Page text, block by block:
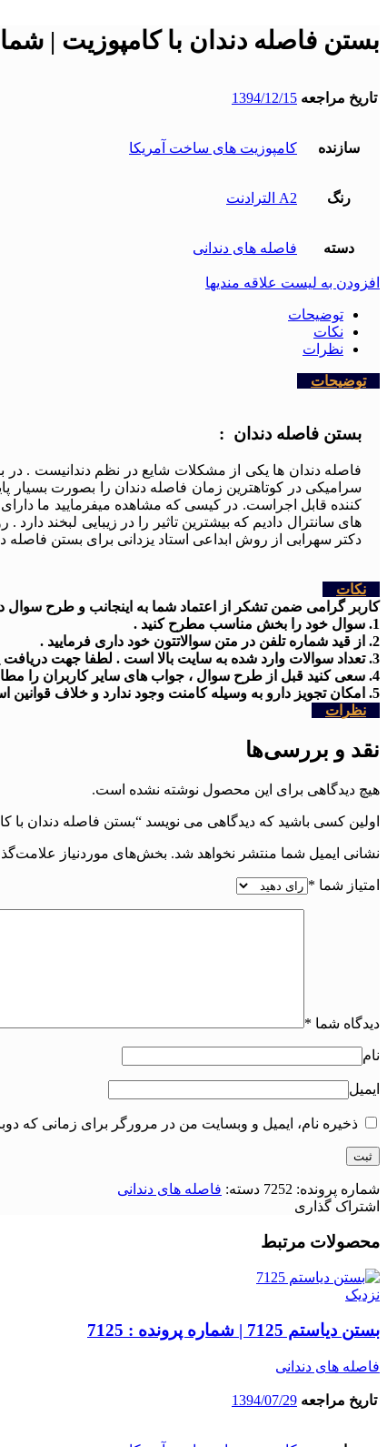
بستن فاصله دندان با کامپوزیت | شماره
تاریخ مراجعه 1394/12/15
سازنده کامپوزیت های ساخت آمریکا
رنگ A2 الترادنت
دسته فاصله های دندانی
افزودن به لیست علاقه مندیها
توضیحات
نکات
نظرات
توضیحات
بستن فاصله دندان :
فاصله دندان ها یکی از مشکلات شایع در نظم دندانیست . در
سرامیکی در کوتاهترین زمان فاصله دندان را بصورت
کننده قابل اجراست. در کیسی که مشاهده میفرمایید ما دارای
های سانترال دادیم که بیشترین تاثیر را در زیبایی لبخند
دکتر سهرابی از روش ابداعی استاد یزدانی برای بستن فاصله
نکات
کاربر گرامی ضمن تشکر از اعتماد شما به اینجانب و طرح سوال
1. سوال خود را بخش مناسب مطرح کنید .
2. از قید شماره تلفن در متن سوالاتتون خود داری فرمایید .
3. تعداد سوالات وارد شده به سایت بالا است . لطفا جهت دریافت پاسخ کمی شکیبا باشید
4. سعی کنید قبل از طرح سوال ، جواب های سایر کاربران را مطالعه کنید .
5. امکان تجویز دارو به وسیله کامنت وجود ندارد و خلاف قوانین است .
نظرات
نقد و بررسی‌ها
هیچ دیدگاهی برای این محصول نوشته نشده است.
اولین کسی باشید که دیدگاهی می نویسد “بستن فاصله دندان با
نشانی ایمیل شما منتشر نخواهد شد. بخش‌های موردنیاز
امتیاز شما *
دیدگاه شما *
نام
ایمیل
ذخیره نام، ایمیل و وبسایت من در مرورگر برای زمانی که
شماره پرونده: 7252 دسته: فاصله های دندانی
اشتراک گذاری
محصولات مرتبط
نزدیک
بستن دیاستم 7125 | شماره پرونده : 7125
فاصله های دندانی
تاریخ مراجعه 1394/07/29